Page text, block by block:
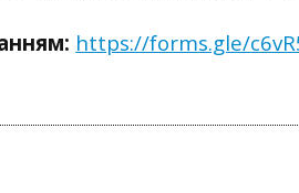
https://forms.gle/